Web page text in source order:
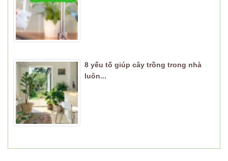
8 yếu tố giúp cây trồng trong nhà
luôn...